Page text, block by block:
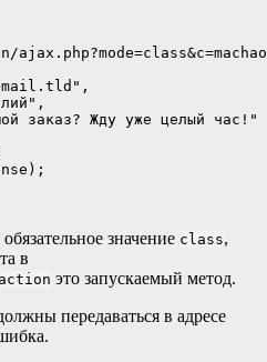
заказ? Жду уже целый час!"
обязательное значение class,
в
action это запускаемый метод.
передаваться в адресе